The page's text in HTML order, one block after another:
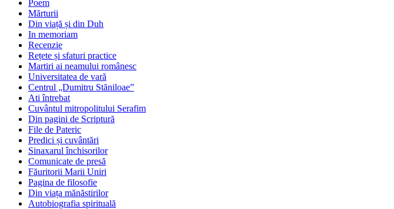
Poem
Mărturii
Din viață și din Duh
In memoriam
Recenzie
Rețete și sfaturi practice
Martiri ai neamului românesc
Universitatea de vară
Centrul „Dumitru Stăniloae”
Ati întrebat
Cuvântul mitropolitului Serafim
Din pagini de Scriptură
File de Pateric
Predici și cuvântări
Sinaxarul închisorilor
Comunicate de presă
Făuritorii Marii Uniri
Pagina de filosofie
Din viața mănăstirilor
Autobiografia spirituală